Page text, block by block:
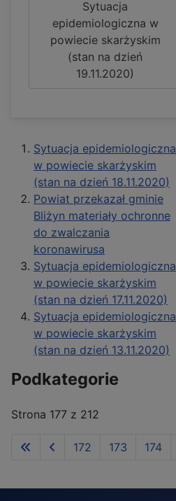
Sytuacja
epidemiologiczna w
powiecie skarżyskim
(stan na dzień
19.11.2020)
Sytuacja epidemiologiczna
w powiecie skarżyskim
(stan na dzień 18.11.2020)
Powiat przekazał gminie
Bliżyn materiały ochronne
do zwalczania
koronawirusa
Sytuacja epidemiologiczna
w powiecie skarżyskim
(stan na dzień 17.11.2020)
Sytuacja epidemiologiczna
w powiecie skarżyskim
(stan na dzień 13.11.2020)
Podkategorie
Strona 177 z 212
172 173 174